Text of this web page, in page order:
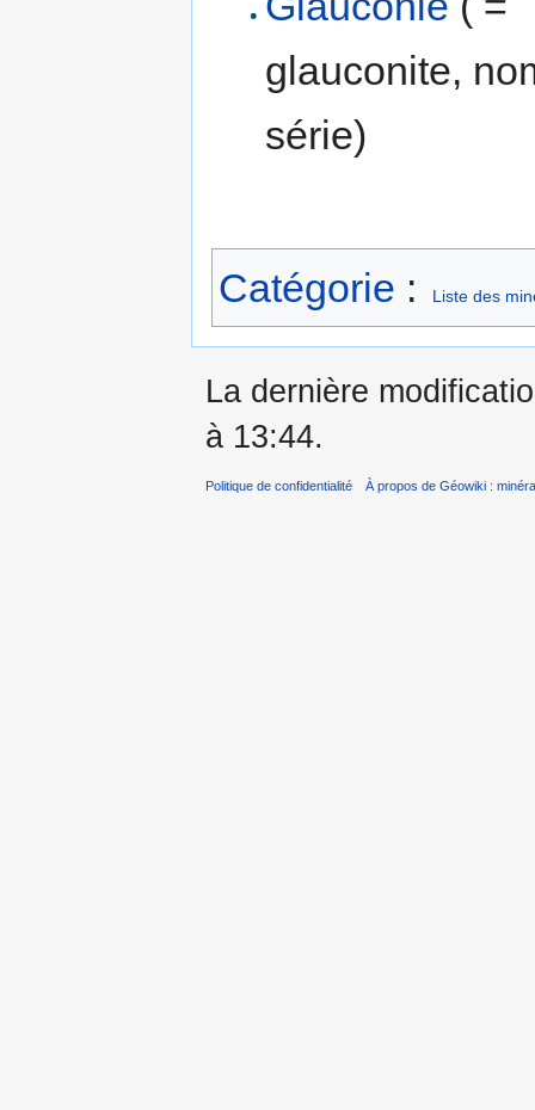
glauconite,
série)
Catégorie : Liste des
La dernière
à 13:44.
Politique de confidentialité À propos de Géowiki :